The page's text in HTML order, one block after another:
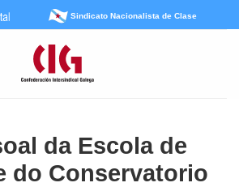
Sindicato Nacionalista de Clase
da Escola de
do Conservatorio